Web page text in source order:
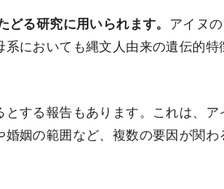
る研究に用いられます。 アイヌ
においても縄文人由来の遺伝的
する報告もあります。これは、
姻の範囲など、複数の要因が関